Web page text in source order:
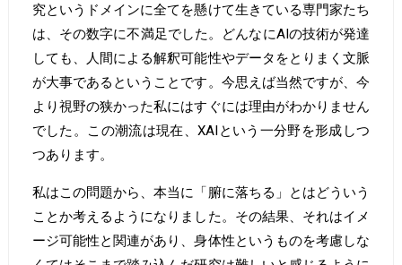
究というドメインに全てを懸けて生きている専門家たち
は、その数字に不満足でした。どんなにAIの技術が発達
しても、人間による解釈可能性やデータをとりまく文脈
が大事であるということです。今思えば当然ですが、今
より視野の狭かった私にはすぐには理由がわかりません
でした。この潮流は現在、XAIという一分野を形成しつ
つあります。
私はこの問題から、本当に「腑に落ちる」とはどういう
ことか考えるようになりました。その結果、それはイメ
ージ可能性と関連があり、身体性というものを考慮しな